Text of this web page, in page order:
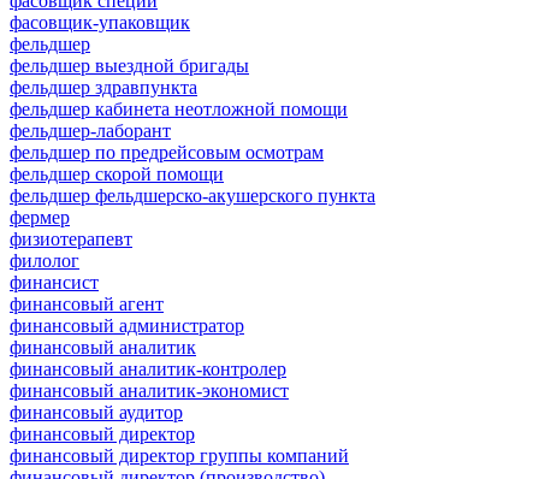
фасовщик-упаковщик
фельдшер
фельдшер выездной бригады
фельдшер здравпункта
фельдшер кабинета неотложной помощи
фельдшер-лаборант
фельдшер по предрейсовым осмотрам
фельдшер скорой помощи
фельдшер фельдшерско-акушерского пункта
фермер
физиотерапевт
филолог
финансист
финансовый агент
финансовый администратор
финансовый аналитик
финансовый аналитик-контролер
финансовый аналитик-экономист
финансовый аудитор
финансовый директор
финансовый директор группы компаний